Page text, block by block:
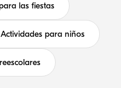
las fiestas
Actividades para niños